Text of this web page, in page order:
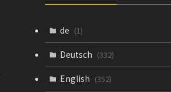
de (1)
Deutsch (332)
English (352)